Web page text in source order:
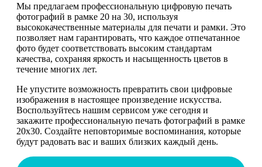
Мы предлагаем профессиональную цифровую печать
фотографий в рамке 20 на 30, используя
высококачественные материалы для печати и рамки. Это
позволяет нам гарантировать, что каждое отпечатанное
фото будет соответствовать высоким стандартам
качества, сохраняя яркость и насыщенность цветов в
течение многих лет.
Не упустите возможность превратить свои цифровые
изображения в настоящее произведение искусства.
Воспользуйтесь нашим сервисом уже сегодня и
закажите профессиональную печать фотографий в рамке
20х30. Создайте неповторимые воспоминания, которые
будут радовать вас и ваших близких каждый день.